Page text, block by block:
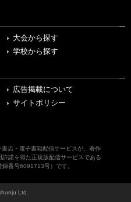
大会から探す
学校から探す
広告掲載について
サイトポリシー
店・電子書籍配信サービスが、著作
諾を得た正規版配信サービスである
録番号6091713号）です。
Ltd.